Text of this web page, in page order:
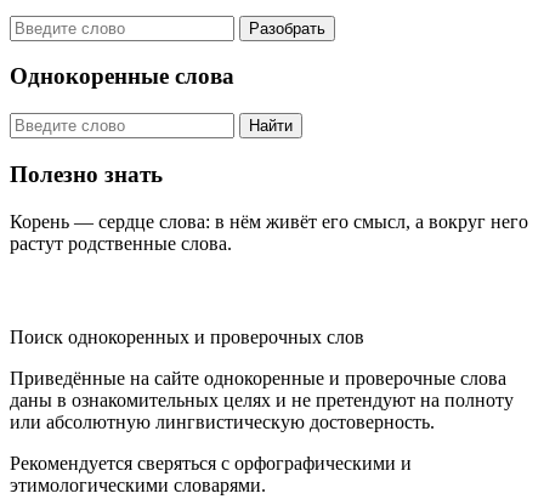
Разобрать
Однокоренные слова
Найти
Полезно знать
Корень — сердце слова: в нём живёт его смысл, а вокруг него
растут родственные слова.
Поиск однокоренных и проверочных слов
Приведённые на сайте однокоренные и проверочные слова
даны в ознакомительных целях и не претендуют на полноту
или абсолютную лингвистическую достоверность.
Рекомендуется сверяться с орфографическими и
этимологическими словарями.